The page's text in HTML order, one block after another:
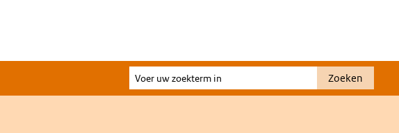
Voer
uw
Zoeken